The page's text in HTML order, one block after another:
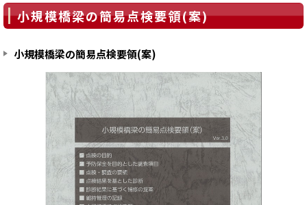
小規模橋梁の簡易点検要領(案)
小規模橋梁の簡易点検要領(案)